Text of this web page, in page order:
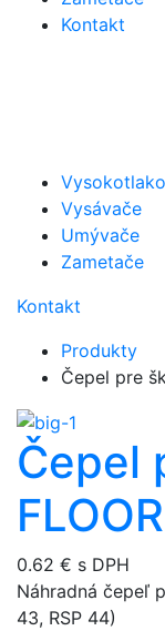
Kontakt
Vysávače
Umývače
Zametače
Kontakt
Produkty
Čepel pre
Čepel
FLOOR
0.62 € s DPH
Náhradná čepeľ
43, RSP 44)